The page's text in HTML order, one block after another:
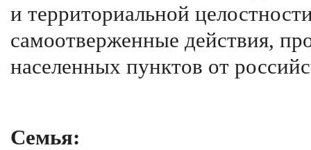
и территориальной
самоотверженные действия,
населенных пунктов от
Семья: